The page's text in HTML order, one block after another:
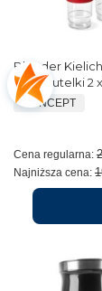
Blender Kielichowy
biały butelki 2
CONCEPT
Cena regularna:
Najniższa cena: